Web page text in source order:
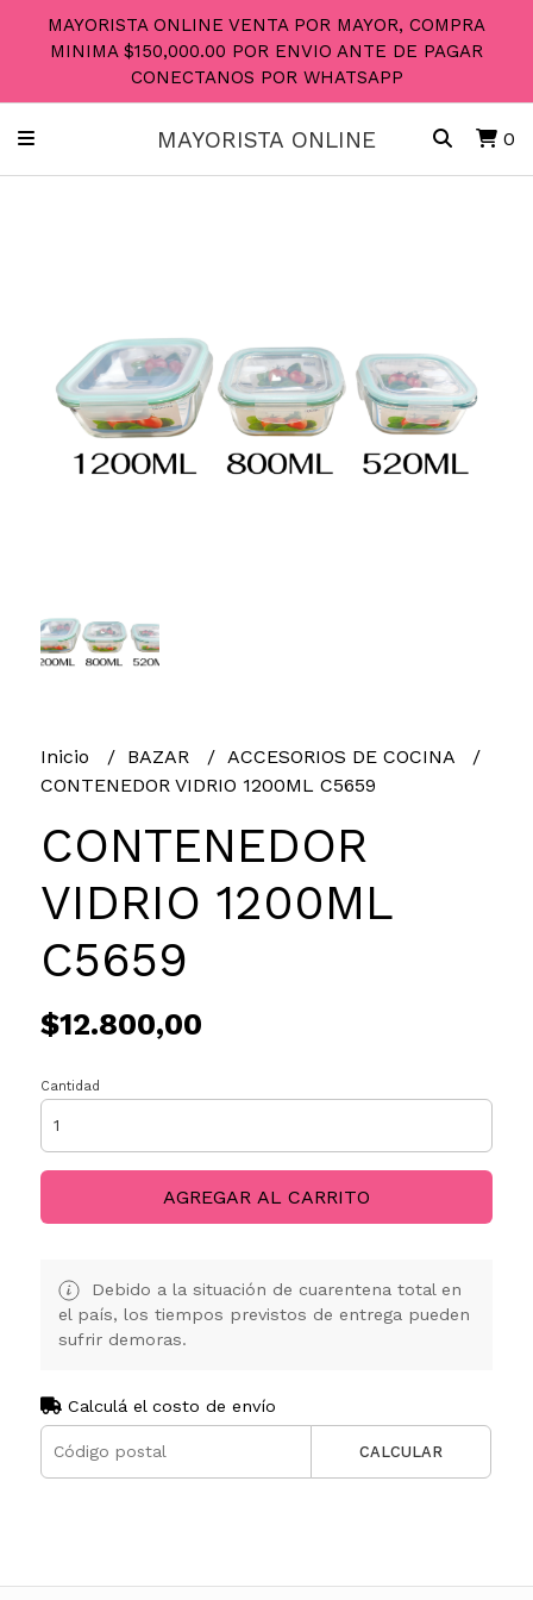
MAYORISTA ONLINE VENTA POR MAYOR, COMPRA
MINIMA $150,000.00 POR ENVIO ANTE DE PAGAR
CONECTANOS POR WHATSAPP
MAYORISTA ONLINE 0
Inicio BAZAR
ACCESORIOS DE COCINA
CONTENEDOR VIDRIO 1200ML C5659
CONTENEDOR
VIDRIO 1200ML
C5659
$12.800,00
Cantidad
AGREGAR AL CARRITO
Debido a la situación de cuarentena total en
el país, los tiempos previstos de entrega pueden
sufrir demoras.
Calculá el costo de envío
CALCULAR